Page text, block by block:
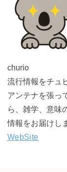
churio
流行情報をチュ
アンテナを張っ
ら、雑学、意味
情報をお届けし
WebSite